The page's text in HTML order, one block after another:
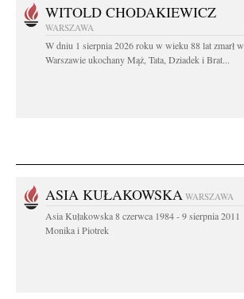
WITOLD CHODAKIEWICZ
WARSZAWA
W dniu 1 sierpnia 2026 roku w wieku 88 lat zmarł w
Warszawie ukochany Mąż, Tata, Dziadek i Brat...
ASIA KUŁAKOWSKA WARSZAWA
Asia Kułakowska 8 czerwca 1984 - 9 sierpnia 2011
Monika i Piotrek